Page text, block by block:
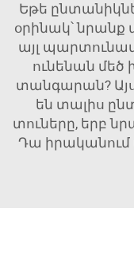
Եթե
օրինակ՝
այլ
ունենան մեծ
տանգարան? Այս
են տալիս
տուները, երբ
Դա իրականում